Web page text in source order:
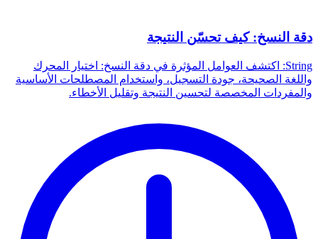
دقة النسخ: كيف تحسّن النتيجة
String: اكتشف العوامل المؤثرة في دقة النسخ: اختيار المحرك
واللغة الصحيحة، جودة التسجيل، واستخدام المصطلحات الأساسية
والمفردات المخصصة لتحسين النتيجة وتقليل الأخطاء.